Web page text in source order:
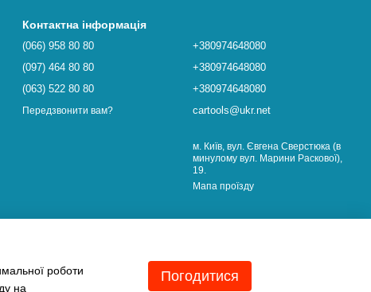
Контактна інформація
(066) 958 80 80
(097) 464 80 80
(063) 522 80 80
Передзвонити вам?
+380974648080
+380974648080
+380974648080
cartools@ukr.net
м. Київ, вул. Євгена Сверстюка (в
минулому вул. Марини Раскової),
19.
Мапа проїзду
роботи
на
Погодитися